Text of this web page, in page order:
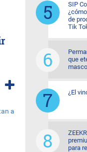
SIP
de
Tik
que
¿El
para